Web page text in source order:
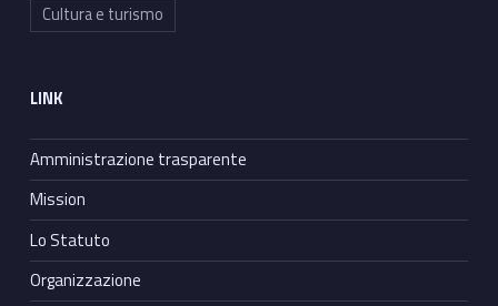
Cultura e turismo
LINK
Amministrazione trasparente
Mission
Lo Statuto
Organizzazione